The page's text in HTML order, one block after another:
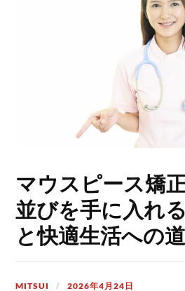
マウスピース矯
並びを手に入れ
と快適生活への道
MITSUI 2026年4月24日